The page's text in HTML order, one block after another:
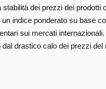
dei prezzi dei prodotti
indice ponderato su base
sui mercati
dal drastico calo dei prezzi